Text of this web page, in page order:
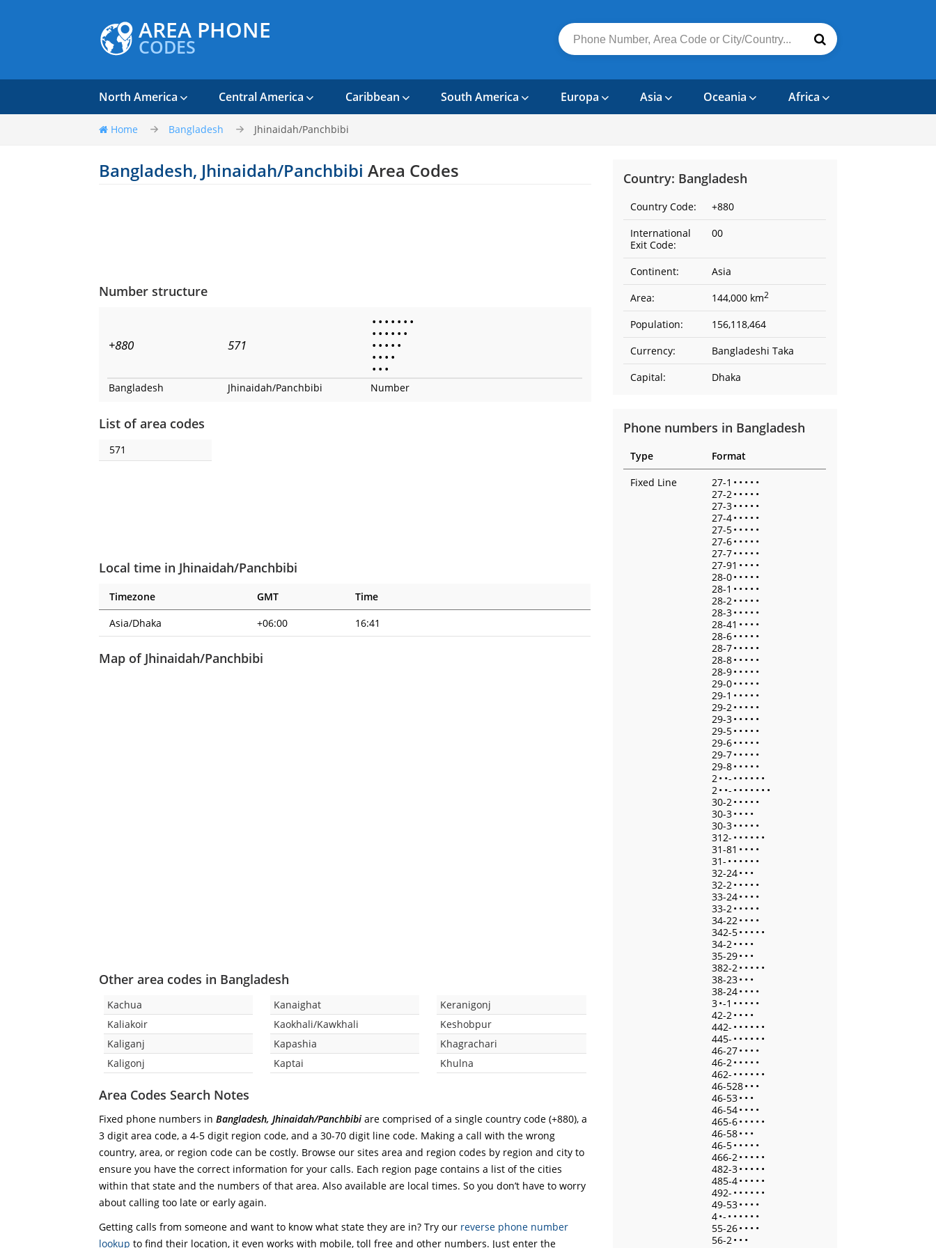
AREA PHONE
CODES
North America Central America Caribbean South America Europa Asia Oceania Africa
Home Bangladesh Jhinaidah/Panchbibi
Bangladesh, Jhinaidah/Panchbibi Area Codes
Number structure
+880 571
• • • • • • •
• • • • • •
• • • • •
• • • •
• • •
Bangladesh Jhinaidah/Panchbibi Number
List of area codes
571
Local time in Jhinaidah/Panchbibi
Timezone GMT
Time
Asia/Dhaka
+06:00 16:41
Map of Jhinaidah/Panchbibi
Other area codes in Bangladesh
Kachua
Kaliakoir
Kaliganj
Kaligonj
Kanaighat
Kaokhali/Kawkhali
Kapashia
Kaptai
Keranigonj
Keshobpur
Khagrachari
Khulna
Area Codes Search Notes
Fixed phone numbers in Bangladesh, Jhinaidah/Panchbibi are comprised of a single country code (+880), a
3 digit area code, a 4-5 digit region code, and a 30-70 digit line code. Making a call with the wrong
country, area, or region code can be costly. Browse our sites area and region codes by region and city to
ensure you have the correct information for your calls. Each region page contains a list of the cities
within that state and the numbers of that area. Also available are local times. So you don’t have to worry
about calling too late or early again.
Getting calls from someone and want to know what state they are in? Try our reverse phone number
lookup to find their location, it even works with mobile, toll free and other numbers. Just enter the
Country: Bangladesh
Country Code:
+880
International
Exit Code:
00
Continent:
Asia
Area:
144,000 km2
Population:
156,118,464
Currency:
Bangladeshi Taka
Capital:
Dhaka
Phone numbers in Bangladesh
Type
Format
Fixed Line
27-1 • • • • •
27-2• • • • •
27-3• • • • •
27-4• • • • •
27-5• • • • •
27-6• • • • •
27-7• • • • •
27-91 • • • •
28-0• • • • •
28-1 • • • • •
28-2• • • • •
28-3• • • • •
28-41 • • • •
28-6• • • • •
28-7• • • • •
28-8• • • • •
28-9• • • • •
29-0• • • • •
29-1 • • • • •
29-2• • • • •
29-3• • • • •
29-5• • • • •
29-6• • • • •
29-7• • • • •
29-8• • • • •
2• •- • • • • • •
2• •- • • • • • • •
30-2• • • • •
30-3• • • •
30-3• • • • •
312- • • • • • •
31-81 • • • •
31- • • • • • •
32-24• • •
32-2• • • • •
33-24• • • •
33-2• • • • •
34-22• • • •
342-5• • • • •
34-2• • • •
35-29• • •
382-2• • • • •
38-23• • •
38-24• • • •
3•-1 • • • • •
42-2• • • •
442- • • • • • •
445- • • • • • •
46-27• • • •
46-2• • • • •
462- • • • • • •
46-528• • •
46-53• • •
46-54• • • •
465-6• • • • •
46-58• • •
46-5• • • • •
466-2• • • • •
482-3• • • • •
485-4• • • • •
492- • • • • • •
49-53• • • •
4•- • • • • • •
55-26• • • •
56-2• • •